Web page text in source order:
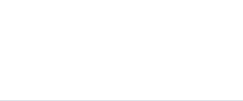
スクの可視化、脆弱性診断・ペネトレーションテスト・TLTP
ドマップの策定 等
ドチーム演習の実行、IR/CSIRT/SOC運用、ネットワーク・
AIの悪用により攻撃は低コスト・高頻度化。単体製品では限
、ログ、設定不備を起点とするリスクが増大。技術とガバナ